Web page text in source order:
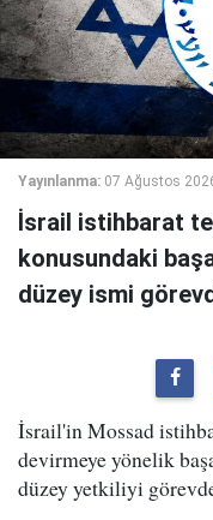
Yayınlanma: 07 Ağustos
İsrail istihbarat
konusundaki
düzey ismi
İsrail'in Mossad
devirmeye yönelik
düzey yetkiliyi